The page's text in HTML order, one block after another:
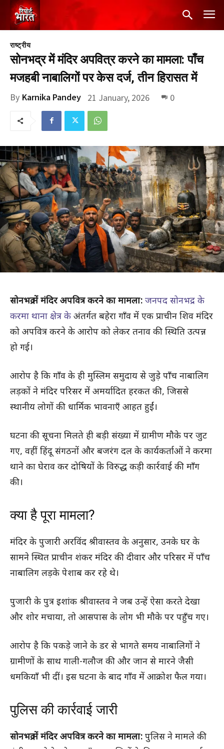
राष्ट्रीय
सोनभद्र में मंदिर अपवित्र करने का मामला: पाँच
मजहबी नाबालिगों पर केस दर्ज, तीन हिरासत में
By Karnika Pandey 21 January, 2026 0
सोनभद्र में मंदिर अपवित्र करने का मामला: जनपद सोनभद्र के
करमा थाना क्षेत्र के अंतर्गत बहेरा गाँव में एक प्राचीन शिव मंदिर
को अपवित्र करने के आरोप को लेकर तनाव की स्थिति उत्पन्न
हो गई।
आरोप है कि गाँव के ही मुस्लिम समुदाय से जुड़े पाँच नाबालिग
लड़कों ने मंदिर परिसर में अमर्यादित हरकत की, जिससे
स्थानीय लोगों की धार्मिक भावनाएँ आहत हुईं।
घटना की सूचना मिलते ही बड़ी संख्या में ग्रामीण मौके पर जुट
गए, वहीं हिंदू संगठनों और बजरंग दल के कार्यकर्ताओं ने करमा
थाने का घेराव कर दोषियों के विरुद्ध कड़ी कार्रवाई की माँग
की।
क्या है पूरा मामला?
मंदिर के पुजारी अरविंद श्रीवास्तव के अनुसार, उनके घर के
सामने स्थित प्राचीन शंकर मंदिर की दीवार और परिसर में पाँच
नाबालिग लड़के पेशाब कर रहे थे।
पुजारी के पुत्र इशांक श्रीवास्तव ने जब उन्हें ऐसा करते देखा
और शोर मचाया, तो आसपास के लोग भी मौके पर पहुँच गए।
आरोप है कि पकड़े जाने के डर से भागते समय नाबालिगों ने
ग्रामीणों के साथ गाली-गलौज की और जान से मारने जैसी
धमकियाँ भी दीं। इस घटना के बाद गाँव में आक्रोश फैल गया।
पुलिस की कार्रवाई जारी
सोनभद्र में मंदिर अपवित्र करने का मामला: पुलिस ने मामले की